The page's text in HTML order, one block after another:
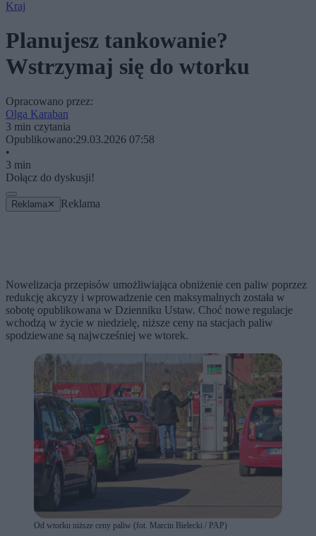
Kraj
Planujesz tankowanie?
Wstrzymaj się do wtorku
Opracowano przez:
Olga Karaban
3 min czytania
Opublikowano:29.03.2026 07:58
•
3 min
Dołącz do dyskusji!
Reklama ✕ Reklama
Nowelizacja przepisów umożliwiająca obniżenie cen paliw poprzez
redukcję akcyzy i wprowadzenie cen maksymalnych została w
sobotę opublikowana w Dzienniku Ustaw. Choć nowe regulacje
wchodzą w życie w niedzielę, niższe ceny na stacjach paliw
spodziewane są najwcześniej we wtorek.
Od wtorku niższe ceny paliw (fot. Marcin Bielecki / PAP)